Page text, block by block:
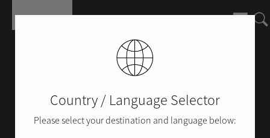
Country / Language Selector
Please select your destination and language below: